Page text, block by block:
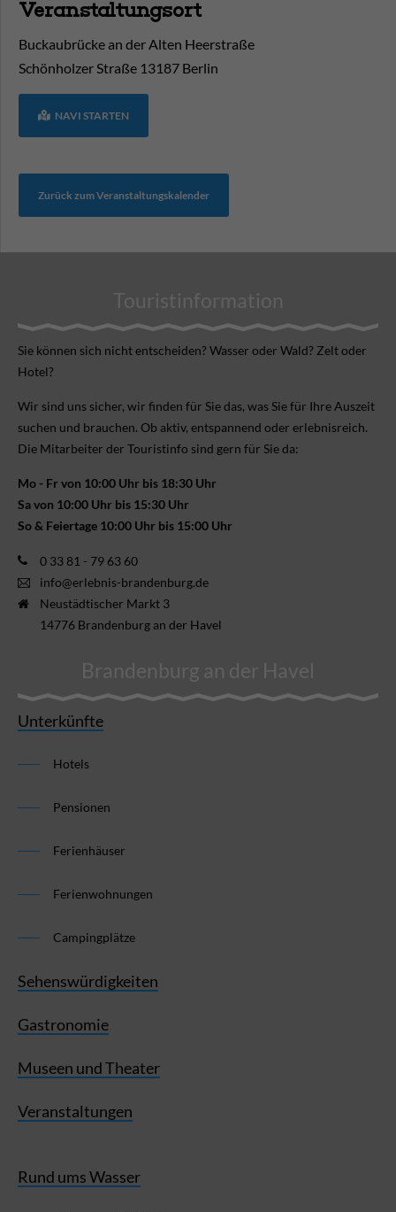
Veranstaltungsort
Buckaubrücke an der Alten Heerstraße
Schönholzer Straße 13187 Berlin
NAVI STARTEN
Zurück zum Veranstaltungskalender
Touristinformation
Sie können sich nicht ent­scheiden? Wasser oder Wald? Zelt oder
Hotel?
Wir sind uns sicher, wir finden für Sie das, was Sie für Ihre Aus­zeit
suchen und brauchen. Ob aktiv, ent­spannend oder erlebnis­reich.
Die Mitarbeiter der Touristinfo sind gern für Sie da:
Mo - Fr von 10:00 Uhr bis 18:30 Uhr
Sa von 10:00 Uhr bis 15:30 Uhr
So & Feiertage 10:00 Uhr bis 15:00 Uhr
0 33 81 - 79 63 60
info@erlebnis-brandenburg.de
Neustädtischer Markt 3
14776 Brandenburg an der Havel
Brandenburg an der Havel
Unterkünfte
Hotels
Pensionen
Ferienhäuser
Ferienwohnungen
Campingplätze
Sehenswürdigkeiten
Gastronomie
Museen und Theater
Veranstaltungen
Rund ums Wasser